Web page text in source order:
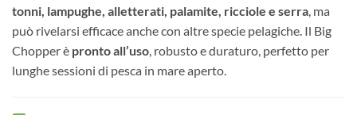
tonni, lampughe, alletterati, palamite, ricciole e serra, ma
può rivelarsi efficace anche con altre specie pelagiche. Il Big
Chopper è pronto all’uso, robusto e duraturo, perfetto per
lunghe sessioni di pesca in mare aperto.